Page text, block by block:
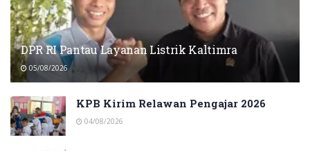
DPR RI Pantau Layanan Listrik Kaltimra
05/08/2026
KPB Kirim Relawan Pengajar 2026
04/08/2026